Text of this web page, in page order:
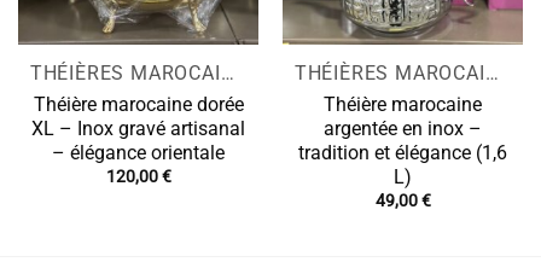
THÉIÈRES MAROCAINES
Théière marocaine dorée
XL – Inox gravé artisanal
– élégance orientale
120,00€
THÉIÈRES MAROCAINES
Théière marocaine
argentée en inox –
tradition et élégance (1,6
L)
49,00€